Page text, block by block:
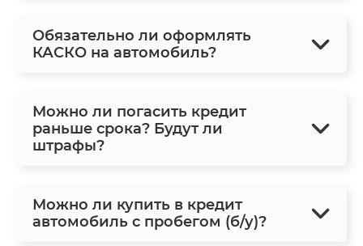
Обязательно ли оформлять
КАСКО на автомобиль?
Можно ли погасить кредит
раньше срока? Будут ли
штрафы?
Можно ли купить в кредит
автомобиль с пробегом (б/у)?